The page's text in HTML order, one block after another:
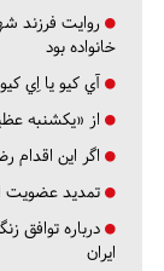
روایت فرزند
خانواده بود
آي كيو يا اِي
از «یکشنبه
اگر این اقدام
تمدید عضویت
درباره توافق
ایران